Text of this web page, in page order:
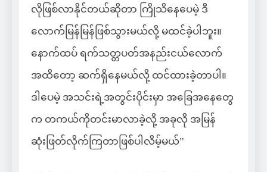
လိုဖြစ်လာနိုင်တယ်ဆိုတာ ကြိုသိနေပေမဲ့ ဒီ
လောက်မြန်မြန်ဖြစ်သွားမယ်လို့ မထင်ခဲ့ပါဘူး။
နောက်ထပ် ရက်သတ္တပတ်အနည်းငယ်လောက်
အထိတော့ ဆက်ရှိနေမယ်လို့ ထင်ထားခဲ့တာပါ။
ဒါပေမဲ့ အသင်းရဲ့အတွင်းပိုင်းမှာ အခြေအနေတွေ
က တကယ်ကိုတင်းမာလာခဲ့လို့ အခုလို အမြန်
ဆုံးဖြတ်လိုက်ကြတာဖြစ်ပါလိမ့်မယ်”